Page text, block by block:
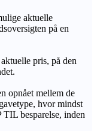
aktuelle
på en
pris, på den
opnået mellem de
hvor mindst
TIL besparelse, inden